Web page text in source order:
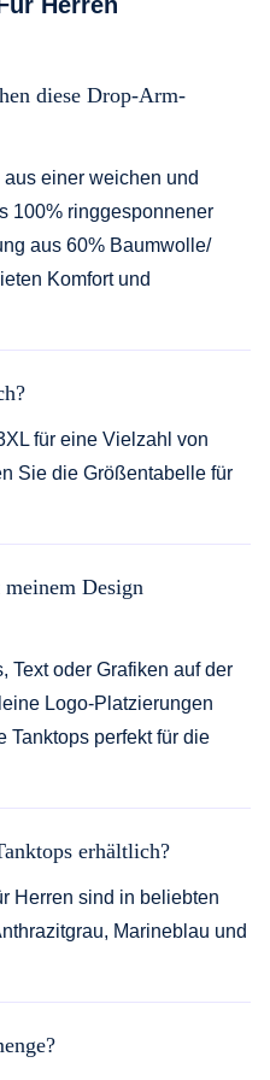
diese Drop-Arm-
einer weichen und
100% ringgesponnener
aus 60% Baumwolle/
Komfort und
für eine Vielzahl von
Sie die Größentabelle für
Design
Text oder Grafiken auf der
Logo-Platzierungen
Tanktops perfekt für die
erhältlich?
Herren sind in beliebten
Marineblau und